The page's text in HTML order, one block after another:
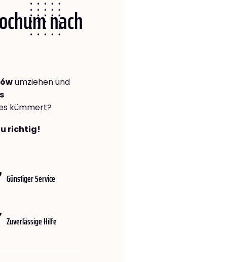
nach
umziehen und
kümmert?
richtig!
Günstiger Service
Zuverlässige Hilfe